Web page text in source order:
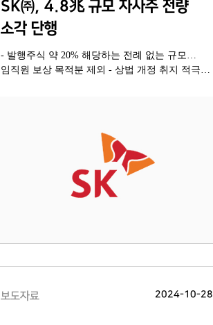
SK㈜, 4.8兆 규모 자사주 전량
소각 단행
- 발행주식 약 20% 해당하는 전례 없는 규모…
임직원 보상 목적분 제외 - 상법 개정 취지 적극
보도자료 2024-10-28